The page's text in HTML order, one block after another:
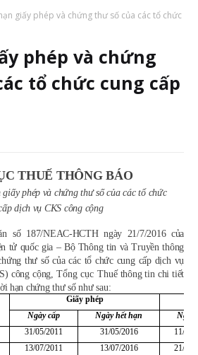
giấy phép và chứng thư số của các tổ chức
phép và chứng
tổ chức cung cấp
THUẾ THÔNG BÁO
phép và chứng thư số của các tổ chức
dịch vụ CKS công cộng
số 187/NEAC-HCTH ngày 21/7/2016 của
tử quốc gia – Bộ Thông tin và Truyền thông
thư số của các tổ chức cung cấp dịch vụ
công cộng, Tổng cục Thuếthông tin chi tiết
hạn chứng thư số như sau:
Giấy phép
Ngày cấp
Ngày hết hạn
Ngày
31/05/2011 31/05/2016
11/11/
13/07/2011 13/07/2016
21/11/